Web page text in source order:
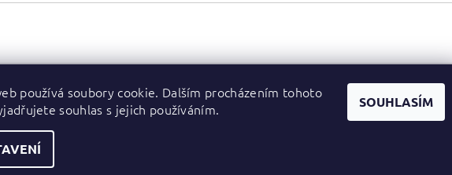
Zboží.cz | Heureka.cz
používá soubory cookie. Dalším procházením tohoto
souhlas s jejich používáním.
SOUHLASÍM